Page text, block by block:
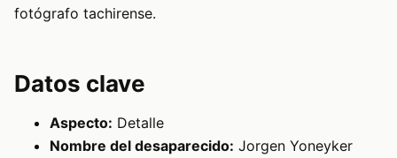
fotógrafo tachirense.
Datos clave
Aspecto: Detalle
Nombre del desaparecido: Jorgen Yoneyker